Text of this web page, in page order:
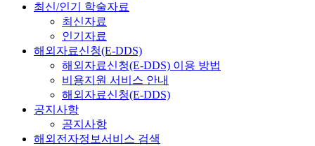
최신/인기 학술자료
최신자료
인기자료
해외자료신청(E-DDS)
해외자료신청(E-DDS) 이용 방법
비용지원 서비스 안내
해외자료신청(E-DDS)
공지사항
공지사항
해외전자정보서비스 검색